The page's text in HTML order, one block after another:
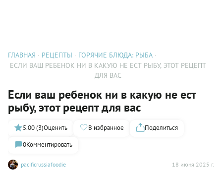
ГЛАВНАЯ РЕЦЕПТЫ
ГОРЯЧИЕ БЛЮДА: РЫБА
ЕСЛИ ВАШ РЕБЕНОК НИ В КАКУЮ НЕ ЕСТ РЫБУ, ЭТОТ РЕЦЕПТ
ДЛЯ ВАС
Если ваш ребенок ни в какую не ест
рыбу, этот рецепт для вас
pacificrussiafoodie 18 июня 2025 г.
5.00 (3)Оценить В избранное
Поделиться
0Комментировать